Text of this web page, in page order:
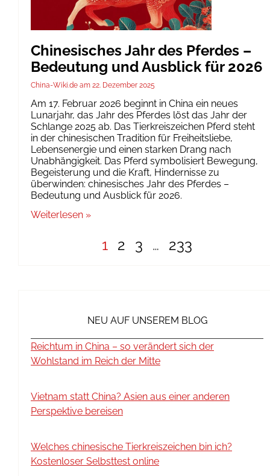
Chinesisches Jahr des Pferdes –
Bedeutung und Ausblick für 2026
China-Wiki.de 22. Dezember 2025
Am 17. Februar 2026 beginnt in China ein neues
Lunarjahr, das Jahr des Pferdes löst das Jahr der
Schlange 2025 ab. Das Tierkreiszeichen Pferd steht
in der chinesischen Tradition für Freiheitsliebe,
Lebensenergie und einen starken Drang nach
Unabhängigkeit. Das Pferd symbolisiert Bewegung,
Begeisterung und die Kraft, Hindernisse zu
überwinden: chinesisches Jahr des Pferdes –
Bedeutung und Ausblick für 2026.
Weiterlesen »
1 2 3 … 233
NEU AUF UNSEREM BLOG
Reichtum in China – so verändert sich der
Wohlstand im Reich der Mitte
Vietnam statt China? Asien aus einer anderen
Perspektive bereisen
Welches chinesische Tierkreiszeichen bin ich?
Kostenloser Selbsttest online